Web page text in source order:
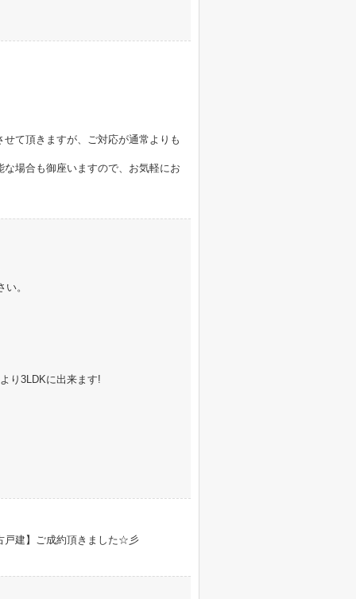
て頂きますが、ご対応が通常よりも
場合も御座いますので、お気軽にお
。
り3LDKに出来ます!
戸建】ご成約頂きました☆彡